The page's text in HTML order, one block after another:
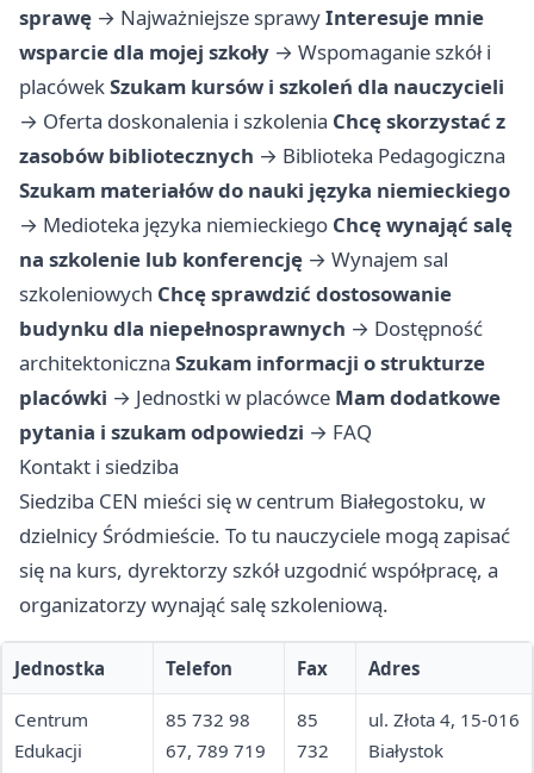
sprawę → Najważniejsze sprawyInteresuje mnie
wsparcie dla mojej szkoły → Wspomaganie szkół i
placówekSzukam kursów i szkoleń dla nauczycieli
→ Oferta doskonalenia i szkolenia Chcę skorzystać z
zasobów bibliotecznych → Biblioteka Pedagogiczna
Szukam materiałów do nauki języka niemieckiego
→ Medioteka języka niemieckiego Chcę wynająć salę
na szkolenie lub konferencję → Wynajem sal
szkoleniowych Chcę sprawdzić dostosowanie
budynku dla niepełnosprawnych → Dostępność
architektoniczna Szukam informacji o strukturze
placówki → Jednostki w placówce Mam dodatkowe
pytania i szukam odpowiedzi → FAQ
Kontakt i siedziba
Siedziba CEN mieści się w centrum Białegostoku, w
dzielnicy Śródmieście. To tu nauczyciele mogą zapisać
się na kurs, dyrektorzy szkół uzgodnić współpracę, a
organizatorzy wynająć salę szkoleniową.
Jednostka Telefon Fax Adres
Centrum
Edukacji
85 732 98
67, 789 719
85
732
ul. Złota 4, 15-016
Białystok